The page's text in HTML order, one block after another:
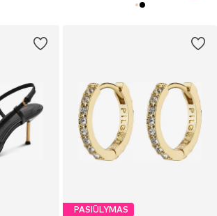
PASIŪLYMAS